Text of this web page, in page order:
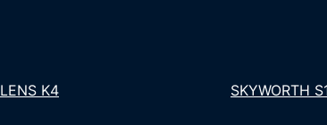
K4 SKYWORTH